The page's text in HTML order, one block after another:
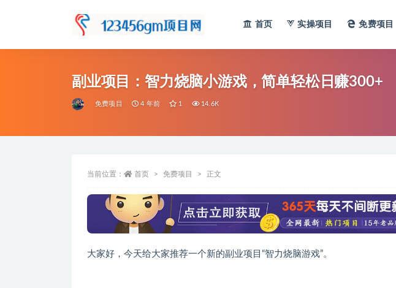
首页 实操项目 免费项目
副业项目：智力烧脑小游戏，简单轻松日赚300+
免费项目 4 年前 1 14.6K
当前位置： 首页 免费项目 正文
大家好，今天给大家推荐一个新的副业项目“智力烧脑游戏”。